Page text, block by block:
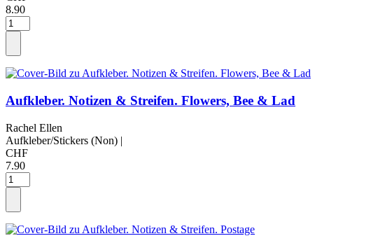
8.90
Aufkleber. Notizen & Streifen. Flowers, Bee & Lad
Rachel Ellen
Aufkleber/Stickers (Non) |
CHF
7.90